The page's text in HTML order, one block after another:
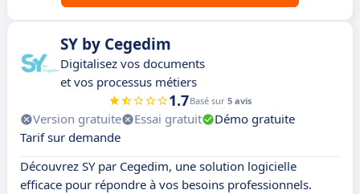
SY by Cegedim
Digitalisez vos documents
et vos processus métiers
1.7Basé sur 5 avis
Version gratuite Essai gratuit
Démo gratuite
Tarif sur demande
Découvrez SY par Cegedim, une solution logicielle
efficace pour répondre à vos besoins professionnels.